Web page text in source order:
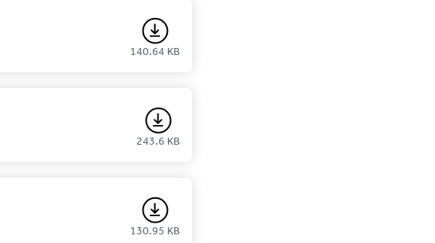
140.64 KB
243.6 KB
130.95 KB